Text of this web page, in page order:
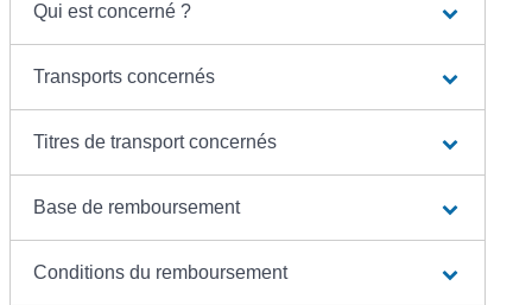
Qui est concerné ?
Transports concernés
Titres de transport concernés
Base de remboursement
Conditions du remboursement